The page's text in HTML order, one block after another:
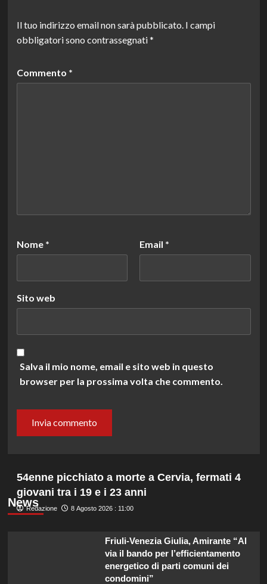
Il tuo indirizzo email non sarà pubblicato. I campi
obbligatori sono contrassegnati*
Commento *
Nome * Email *
Sito web
Salva il mio nome, email e sito web in questo
browser per la prossima volta che commento.
News
54enne picchiato a morte a Cervia, fermati 4
giovani tra i 19 e i 23 anni
Redazione 8 Agosto 2026 : 11:00
Friuli-Venezia Giulia, Amirante “Al
via il bando per l’efficientamento
energetico di parti comuni dei
condomini”